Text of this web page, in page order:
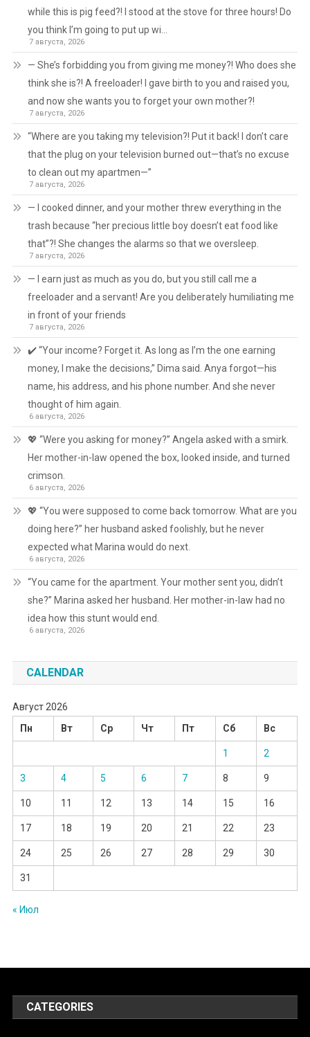
while this is pig feed?! I stood at the stove for three hours! Do
you think I’m going to put up wi…
7 августа, 2026
— She’s forbidding you from giving me money?! Who does she
think she is?! A freeloader! I gave birth to you and raised you,
and now she wants you to forget your own mother?!
7 августа, 2026
“Where are you taking my television?! Put it back! I don’t care
that the plug on your television burned out—that’s no excuse
to clean out my apartmen—”
7 августа, 2026
— I cooked dinner, and your mother threw everything in the
trash because “her precious little boy doesn’t eat food like
that”?! She changes the alarms so that we oversleep.
7 августа, 2026
— I earn just as much as you do, but you still call me a
freeloader and a servant! Are you deliberately humiliating me
in front of your friends
7 августа, 2026
✔️ “Your income? Forget it. As long as I’m the one earning
money, I make the decisions,” Dima said. Anya forgot—his
name, his address, and his phone number. And she never
thought of him again.
6 августа, 2026
💖 “Were you asking for money?” Angela asked with a smirk.
Her mother-in-law opened the box, looked inside, and turned
crimson.
6 августа, 2026
💖 “You were supposed to come back tomorrow. What are you
doing here?” her husband asked foolishly, but he never
expected what Marina would do next.
6 августа, 2026
“You came for the apartment. Your mother sent you, didn’t
she?” Marina asked her husband. Her mother-in-law had no
idea how this stunt would end.
6 августа, 2026
CALENDAR
Август 2026
Пн
Вт Ср Чт Пт Сб Вс
1 2
3 4 5 6 7 8 9
10 11 12 13 14 15 16
17 18 19 20 21 22 23
24 25 26 27 28 29 30
31
« Июл
CATEGORIES